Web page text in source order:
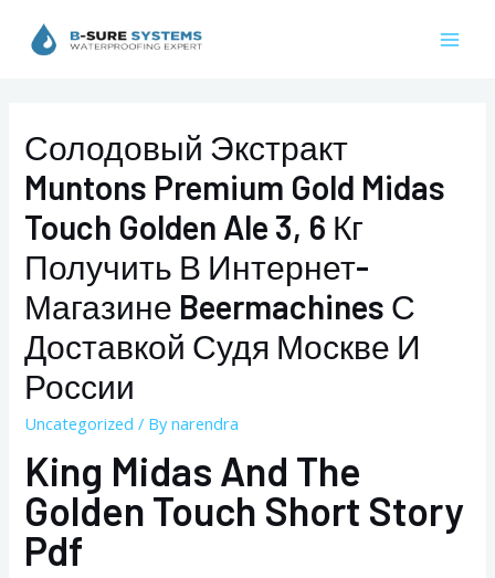
Солодовый Экстракт
Muntons Premium Gold Midas
Touch Golden Ale 3, 6 Кг
Получить В Интернет-
Магазине Beermachines С
Доставкой Судя Москве И
России
Uncategorized / Bynarendra
King Midas And The
Golden Touch Short Story
Pdf